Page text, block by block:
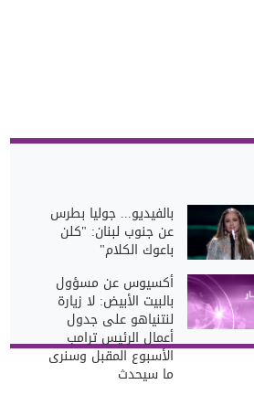
بالفيديو... جوليا بطرس
عن جنوب لبنان: "كلن
باعوك الكلام"
أكسيوس عن مسؤول
بالبيت الأبيض: لا زيارة
لنتنياهو على جدول
أعمال الرئيس ترامب
الأسبوع المقبل وسنرى
ما سيحدث